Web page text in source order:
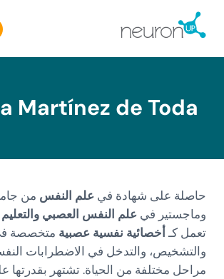
Martínez de Toda
حاصلة على شهادة في علم النفس من
وماجستير في علم النفس العصبي والتعليم
تعمل كـأخصائية نفسية عصبية متخصصة في
والتشخيص، والتدخل في الاضطرابات
مراحل مختلفة من الحياة. تشتهر بقدرتها